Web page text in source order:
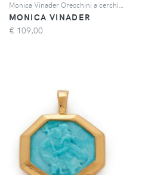
MONICA VINADER
€ 109,00